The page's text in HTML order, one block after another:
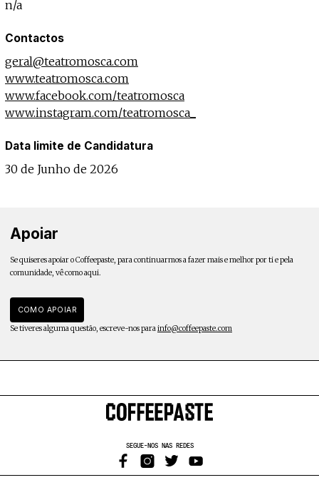
n/a
Contactos
geral@teatromosca.com
www.teatromosca.com
www.facebook.com/teatromosca
www.instagram.com/teatromosca_
Data limite de Candidatura
30 de Junho de 2026
Apoiar
Se quiseres apoiar o Coffeepaste, para continuarmos a fazer mais e melhor por ti e pela
comunidade, vê como aqui.
COMO APOIAR
Se tiveres alguma questão, escreve-nos parainfo@coffeepaste.com
SEGUE-NOS NAS REDES